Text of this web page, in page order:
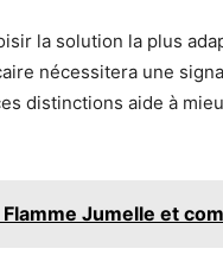
la solution la plus
nécessitera une
distinctions aide à
Flamme Jumelle et